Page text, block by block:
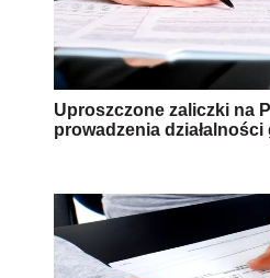
Uproszczone zaliczki na
prowadzenia